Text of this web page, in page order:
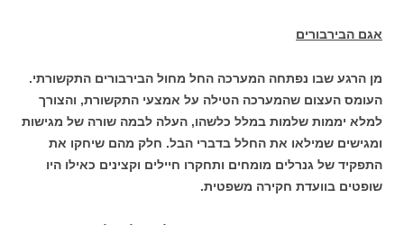
אגם הבירבורים
מן הרגע שבו נפתחה המערכה החל מחול הבירבורים התקשורתי.
העומס העצום שהמערכה הטילה על אמצעי התקשורת, והצורך
למלא יממות שלמות במלל כלשהו, העלה לבמה שורה של מגישות
ומגישים שמילאו את החלל בדברי הבל. חלק מהם שיחקו את
התפקיד של גנרלים מומחים ותחקרו חיילים וקצינים כאילו היו
שופטים בוועדת חקירה משפטית.